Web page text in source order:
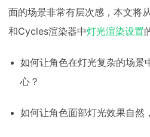
面的场景非常有层次感，本文将
和Cycles渲染器中灯光渲染设置
如何让角色在灯光复杂的场景
心？
如何让角色面部灯光效果自然